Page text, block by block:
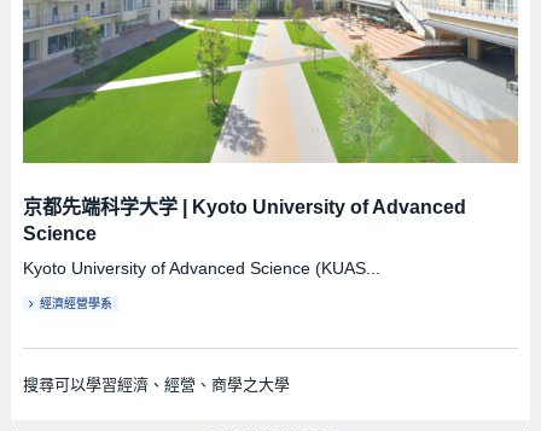
京都先端科学大学|
Kyoto University of Advanced
Science
Kyoto University of Advanced Science (KUAS...
經濟經營學系
搜尋可以學習經濟、經營、商學之大學